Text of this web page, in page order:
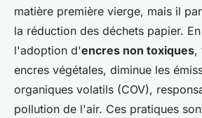
matière première vierge, mais il
la réduction des déchets papier.
l'adoption d'encres non toxiques,
encres végétales, diminue les
organiques volatils (COV),
pollution de l'air. Ces pratiques